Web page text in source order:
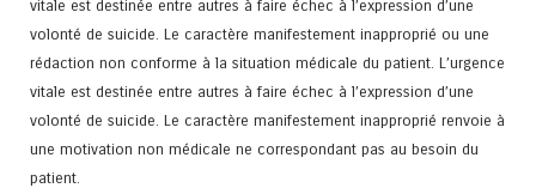
vitale est destinée entre autres à faire échec à l’expression d’une
volonté de suicide. Le caractère manifestement inapproprié ou une
rédaction non conforme à la situation médicale du patient. L’urgence
vitale est destinée entre autres à faire échec à l’expression d’une
volonté de suicide. Le caractère manifestement inapproprié renvoie à
une motivation non médicale ne correspondant pas au besoin du
patient.